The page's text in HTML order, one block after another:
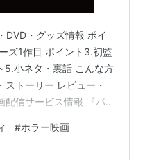
DVD・グッズ情報 ポイ
ズ1作目 ポイント3.初監
5.小ネタ・裏話 こんな方
トーリー レビュー・
配信サービス情報 『パ
す。 Amazon prime
(定額見放題) Netflix ×
#ホラー映画